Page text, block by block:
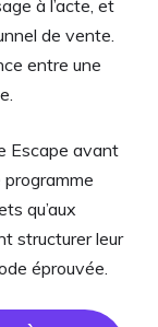
à l’acte, et
de vente.
entre une
Escape avant
programme
qu’aux
structurer leur
éprouvée.